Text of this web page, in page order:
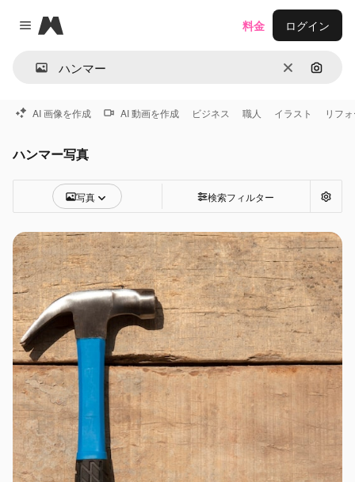
Close menu
Magnific
消去 画像で
料金 ログイン
AI 画像を作成 AI 動画を作成 ビジネス 職人 イラスト リフ
ハンマー写真
写真 検索フィルター